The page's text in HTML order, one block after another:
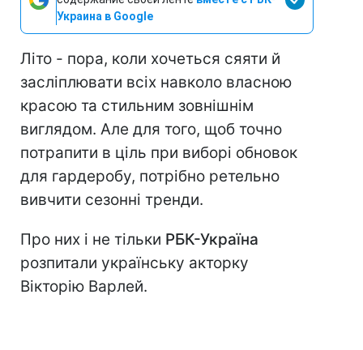
Украина в Google
Літо - пора, коли хочеться сяяти й
засліплювати всіх навколо власною
красою та стильним зовнішнім
виглядом. Але для того, щоб точно
потрапити в ціль при виборі обновок
для гардеробу, потрібно ретельно
вивчити сезонні тренди.
Про них і не тільки РБК-Україна
розпитали українську акторку
Вікторію Варлей.